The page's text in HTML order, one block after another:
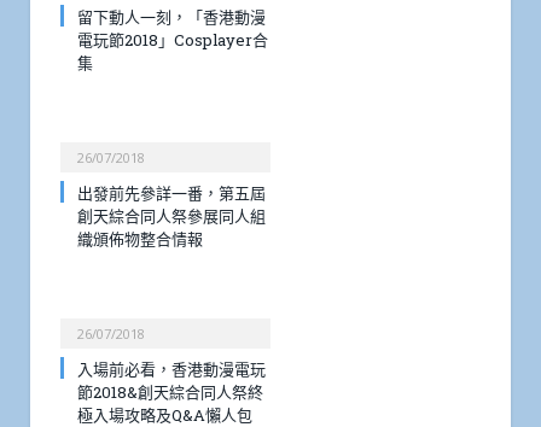
留下動人一刻，「香港動漫
電玩節2018」Cosplayer合
集
26/07/2018
出發前先參詳一番，第五屆
創天綜合同人祭參展同人組
織頒佈物整合情報
26/07/2018
入場前必看，香港動漫電玩
節2018&創天綜合同人祭終
極入場攻略及Q&A懶人包